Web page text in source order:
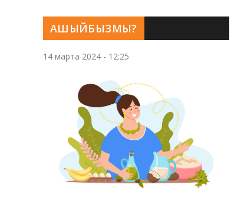
АШЫЙБЫЗМЫ?
14 марта 2024 - 12:25